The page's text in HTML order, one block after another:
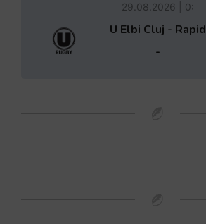
29.08.2026 | 0:
U Elbi Cluj - Rapid
-